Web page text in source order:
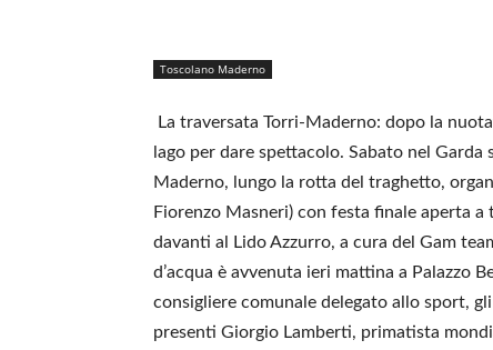
Toscolano Maderno
La traversata Torri-Maderno: dopo la
lago per dare spettacolo. Sabato nel
Maderno, lungo la rotta del traghetto,
Fiorenzo Masneri) con festa finale aperta
davanti al Lido Azzurro, a cura del Gam
d’acqua è avvenuta ieri mattina a Palazzo
consigliere comunale delegato allo sport,
presenti Giorgio Lamberti, primatista